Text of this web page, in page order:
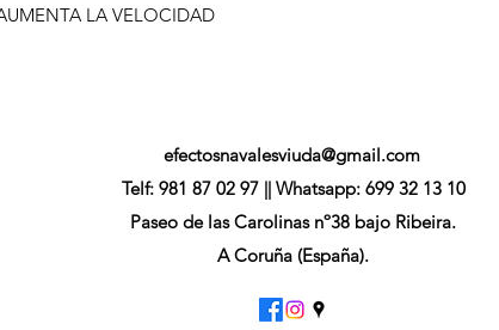
LA VELOCIDAD
efectosnavalesviuda@gmail.com
Telf: 981 87 02 97 || Whatsapp: 699 32 13 10
Paseo de las Carolinas nº38 bajo Ribeira.
A Coruña (España).